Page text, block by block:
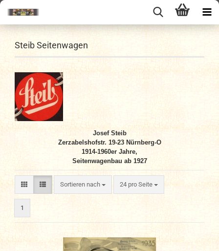
Steib Seitenwagen
Josef Steib
Zerzabelshofstr. 19-23 Nürnberg-O
1914-1960er Jahre,
Seitenwagenbau ab 1927
Sortieren nach
Sortieren nach 24 pro Seite
pro Seite
1